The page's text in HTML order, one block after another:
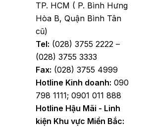
TP. HCM ( P. Bình Hưng
Hòa B, Quận Bình Tân
cũ)
Tel: (028) 3755 2222 –
(028) 3755 3333
Fax: (028) 3755 4999
Hotline Kinh doanh: 090
798 1111; 0901 011 888
Hotline Hậu Mãi - Linh
kiện Khu vực Miền Bắc: